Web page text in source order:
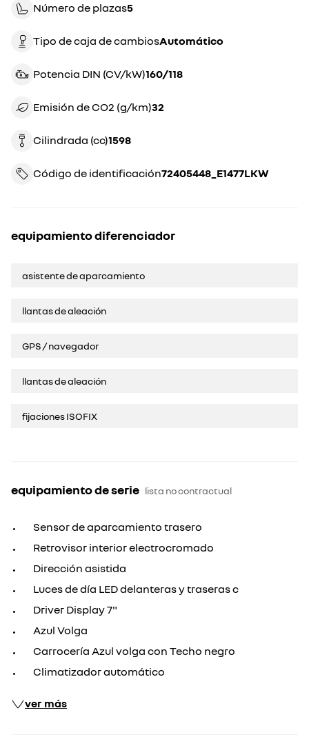
Número de plazas5
Tipo de caja de cambios automático
Potencia DIN (CV/kW) 160/118
Emisión de CO2 (g/km) 32
Cilindrada (cc) 1598
Código de identificación 72405448_E1477LKW
equipamiento diferenciador
asistente de aparcamiento
llantas de aleación
GPS / navegador
llantas de aleación
fijaciones ISOFIX
equipamiento de serie lista no contractual
Sensor de aparcamiento trasero
Retrovisor interior electrocromado
Dirección asistida
Luces de día LED delanteras y traseras c
Driver Display 7"
Azul Volga
Carrocería Azul volga con Techo negro
Climatizador automático
ver más